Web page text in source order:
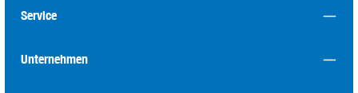
Service
Unternehmen